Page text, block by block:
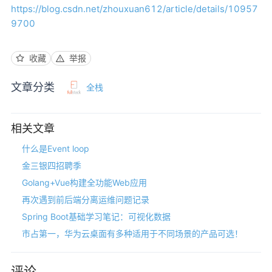
https://blog.csdn.net/zhouxuan612/article/details/10957
9700
收藏 举报
文章分类 全栈
相关文章
什么是Event loop
金三银四招聘季
Golang+Vue构建全功能Web应用
再次遇到前后端分离运维问题记录
Spring Boot基础学习笔记：可视化数据
市占第一，华为云桌面有多种适用于不同场景的产品可选！